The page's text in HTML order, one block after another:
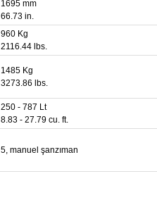
1695 mm
66.73 in.
960 Kg
2116.44 lbs.
1485 Kg
3273.86 lbs.
250 - 787 Lt
8.83 - 27.79 cu. ft.
5, manuel şanzıman